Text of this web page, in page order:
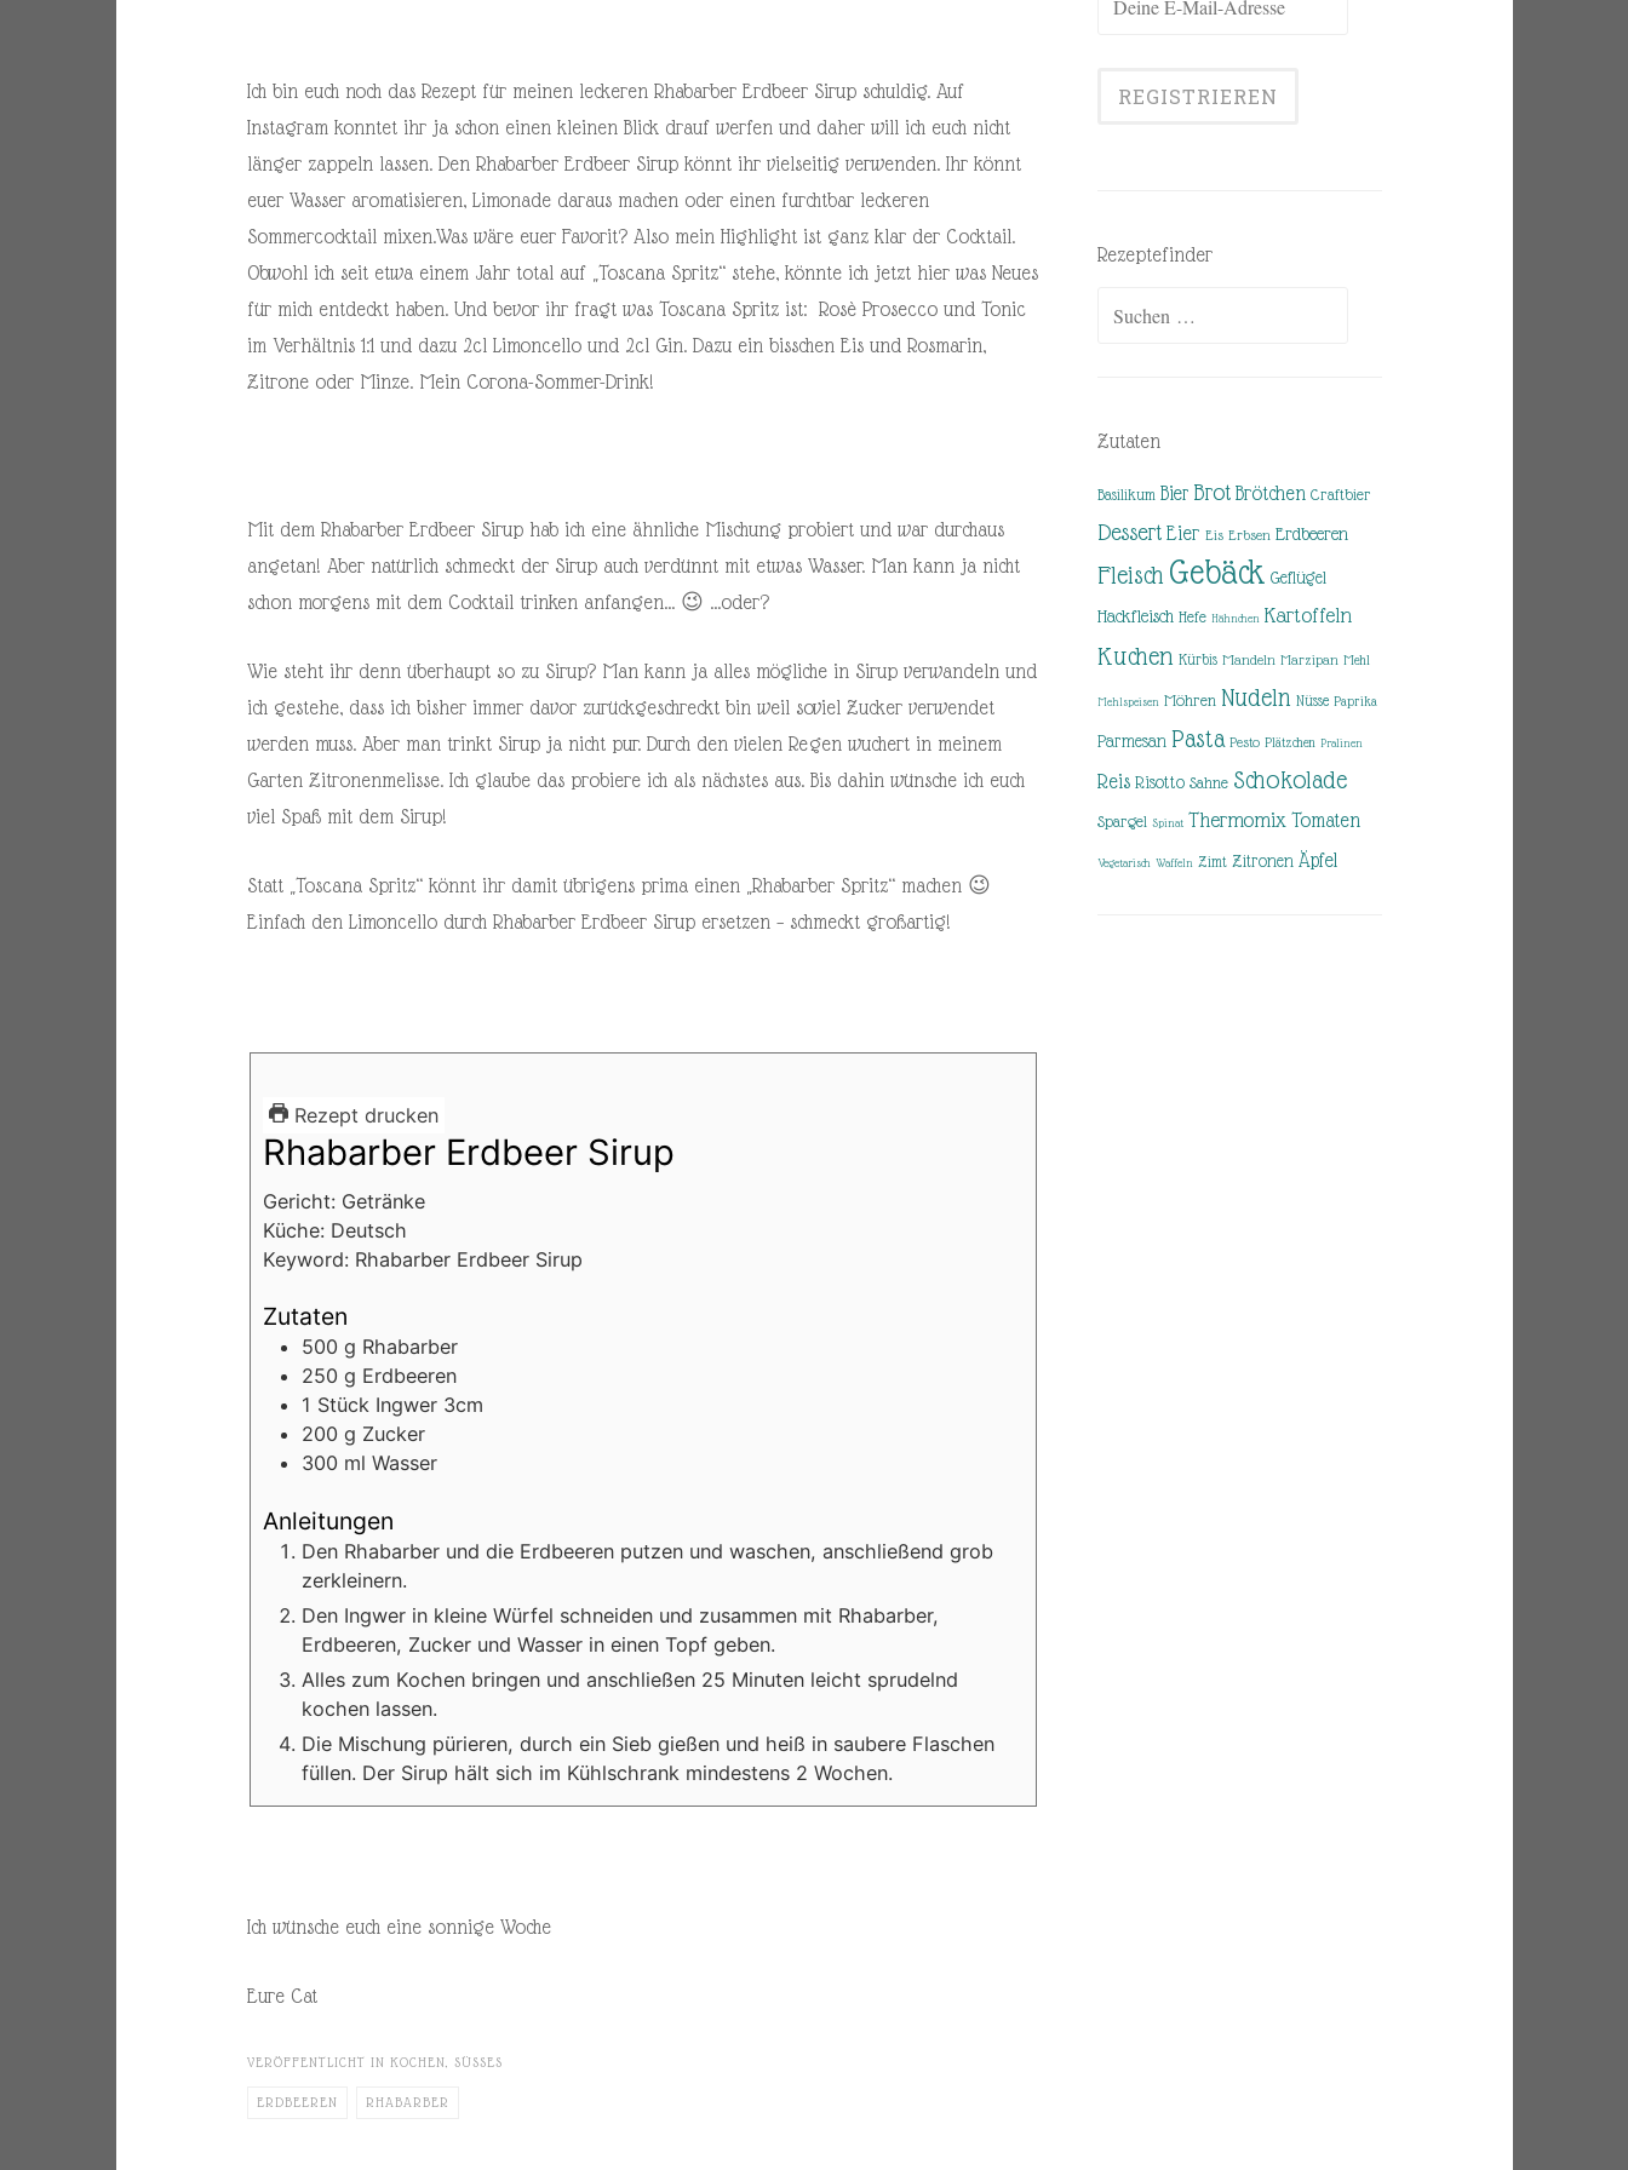
Ich bin euch noch das Rezept für meinen leckeren Rhabarber Erdbeer Sirup schuldig. Auf
Instagram konntet ihr ja schon einen kleinen Blick drauf werfen und daher will ich euch nicht
länger zappeln lassen. Den Rhabarber Erdbeer Sirup könnt ihr vielseitig verwenden. Ihr könnt
euer Wasser aromatisieren, Limonade daraus machen oder einen furchtbar leckeren
Sommercocktail mixen.Was wäre euer Favorit? Also mein Highlight ist ganz klar der Cocktail.
Obwohl ich seit etwa einem Jahr total auf „Toscana Spritz“ stehe, könnte ich jetzt hier was Neues
für mich entdeckt haben. Und bevor ihr fragt was Toscana Spritz ist: Rosè Prosecco und Tonic
im Verhältnis 1:1 und dazu 2cl Limoncello und 2cl Gin. Dazu ein bisschen Eis und Rosmarin,
Zitrone oder Minze. Mein Corona-Sommer-Drink!
Mit dem Rhabarber Erdbeer Sirup hab ich eine ähnliche Mischung probiert und war durchaus
angetan! Aber natürlich schmeckt der Sirup auch verdünnt mit etwas Wasser. Man kann ja nicht
schon morgens mit dem Cocktail trinken anfangen… 😉 …oder?
Wie steht ihr denn überhaupt so zu Sirup? Man kann ja alles mögliche in Sirup verwandeln und
ich gestehe, dass ich bisher immer davor zurückgeschreckt bin weil soviel Zucker verwendet
werden muss. Aber man trinkt Sirup ja nicht pur. Durch den vielen Regen wuchert in meinem
Garten Zitronenmelisse. Ich glaube das probiere ich als nächstes aus. Bis dahin wünsche ich euch
viel Spaß mit dem Sirup!
Statt „Toscana Spritz“ könnt ihr damit übrigens prima einen „Rhabarber Spritz“ machen 😉
Einfach den Limoncello durch Rhabarber Erdbeer Sirup ersetzen – schmeckt großartig!
Rezept drucken
Rhabarber Erdbeer Sirup
Gericht: Getränke
Küche: Deutsch
Keyword: Rhabarber Erdbeer Sirup
Zutaten
500 g Rhabarber
250 g Erdbeeren
1 Stück Ingwer 3cm
200 g Zucker
300 ml Wasser
Anleitungen
Den Rhabarber und die Erdbeeren putzen und waschen, anschließend grob
zerkleinern.
Den Ingwer in kleine Würfel schneiden und zusammen mit Rhabarber,
Erdbeeren, Zucker und Wasser in einen Topf geben.
Alles zum Kochen bringen und anschließen 25 Minuten leicht sprudelnd
kochen lassen.
Die Mischung pürieren, durch ein Sieb gießen und heiß in saubere Flaschen
füllen. Der Sirup hält sich im Kühlschrank mindestens 2 Wochen.
Ich wünsche euch eine sonnige Woche
Eure Cat
VERÖFFENTLICHT IN KOCHEN SÜSSES
ERDBEEREN RHABARBER
Rezeptefinder
Zutaten
Basilikum Bier Brot Brötchen Craftbier
Dessert Eier Eis Erbsen Erdbeeren
Fleisch Gebäck Geflügel
Hackfleisch Hefe Hähnchen Kartoffeln
Kuchen Kürbis Mandeln Marzipan Mehl
Mehlspeisen Möhren Nudeln Nüsse Paprika
Parmesan Pasta Pesto Plätzchen Pralinen
Reis Risotto Sahne Schokolade
Spargel Spinat Thermomix Tomaten
Vegetarisch Waffeln Zimt Zitronen Äpfel